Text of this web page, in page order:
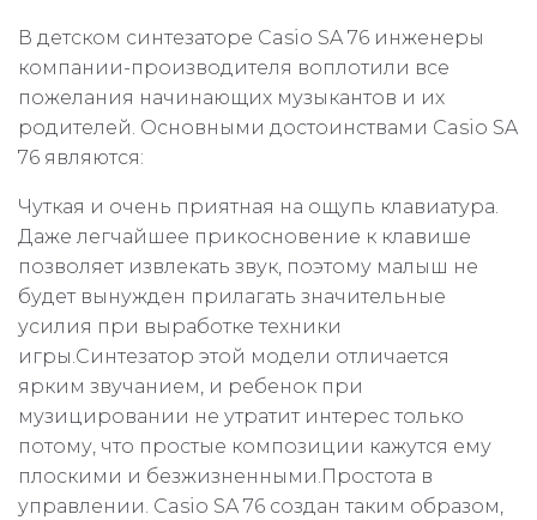
В детском синтезаторе Casio SA 76 инженеры
компании-производителя воплотили все
пожелания начинающих музыкантов и их
родителей. Основными достоинствами Casio SA
76 являются:
Чуткая и очень приятная на ощупь клавиатура.
Даже легчайшее прикосновение к клавише
позволяет извлекать звук, поэтому малыш не
будет вынужден прилагать значительные
усилия при выработке техники
игры.Синтезатор этой модели отличается
ярким звучанием, и ребенок при
музицировании не утратит интерес только
потому, что простые композиции кажутся ему
плоскими и безжизненными.Простота в
управлении. Casio SA 76 создан таким образом,